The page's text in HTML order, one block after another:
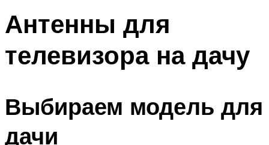
Меню
Антенны для
телевизора на дачу
Выбираем модель для
дачи